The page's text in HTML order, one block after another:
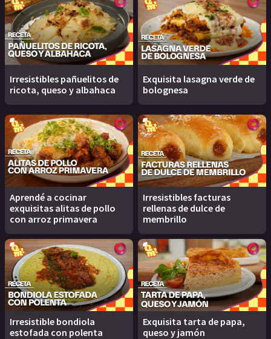
Irresistibles pañuelitos de
ricota, queso y albahaca
Exquisita lasagna verde de
bolognesa
Aprendé a cocinar
exquisitas alitas de pollo
con arroz primavera
Irresistibles facturas
rellenas de dulce de
membrillo
Irresistible bondiola
estofada con polenta
Exquisita tarta de papa,
queso y jamón